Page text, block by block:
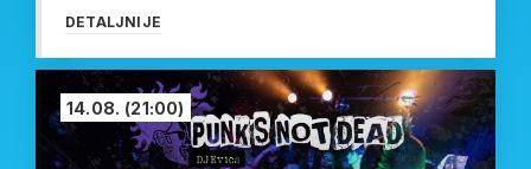
DETALJNIJE
14.08. (21:00)